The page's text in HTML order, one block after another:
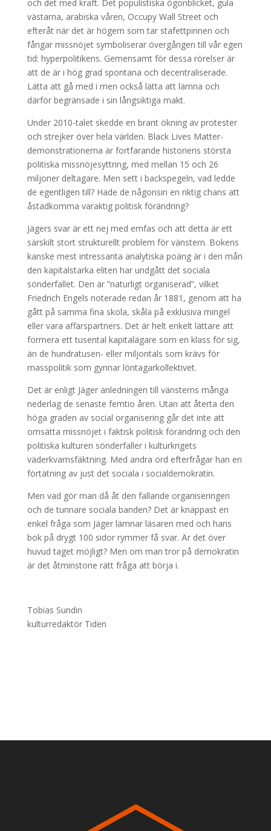
och det med kraft. Det populistiska ögonblicket, gula
västarna, arabiska våren, Occupy Wall Street och
efteråt när det är högern som tar stafettpinnen och
fångar missnöjet symboliserar övergången till vår egen
tid: hyperpolitikens. Gemensamt för dessa rörelser är
att de är i hög grad spontana och decentraliserade.
Lätta att gå med i men också lätta att lämna och
därför begränsade i sin långsiktiga makt.
Under 2010-talet skedde en brant ökning av protester
och strejker över hela världen. Black Lives Matter-
demonstrationerna är fortfarande historiens största
politiska missnöjesyttring, med mellan 15 och 26
miljoner deltagare. Men sett i backspegeln, vad ledde
de egentligen till? Hade de någonsin en riktig chans att
åstadkomma varaktig politisk förändring?
Jägers svar är ett nej med emfas och att detta är ett
särskilt stort strukturellt problem för vänstern. Bokens
kanske mest intressanta analytiska poäng är i den mån
den kapitalstarka eliten har undgått det sociala
sönderfallet. Den är ”naturligt organiserad”, vilket
Friedrich Engels noterade redan år 1881, genom att ha
gått på samma fina skola, skåla på exklusiva mingel
eller vara affärspartners. Det är helt enkelt lättare att
formera ett tusental kapitalägare som en klass för sig,
än de hundratusen- eller miljontals som krävs för
masspolitik som gynnar löntagarkollektivet.
Det är enligt Jäger anledningen till vänsterns många
nederlag de senaste femtio åren. Utan att återta den
höga graden av social organisering går det inte att
omsätta missnöjet i faktisk politisk förändring och den
politiska kulturen sönderfaller i kulturkrigets
väderkvarnsfäktning. Med andra ord efterfrågar han en
förtätning av just det sociala i socialdemokratin.
Men vad gör man då åt den fallande organiseringen
och de tunnare sociala banden? Det är knappast en
enkel fråga som Jäger lämnar läsaren med och hans
bok på drygt 100 sidor rymmer få svar. Är det över
huvud taget möjligt? Men om man tror på demokratin
är det åtminstone rätt fråga att börja i.
Tobias Sundin
kulturredaktör Tiden